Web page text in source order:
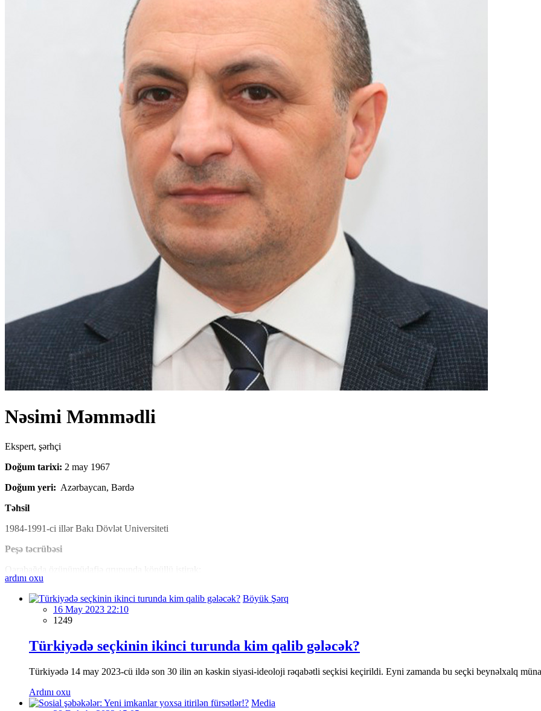
Nəsimi Məmmədli
Ekspert, şərhçi
Doğum tarixi: 2 may 1967
Doğum yeri: Azərbaycan, Bərdə
Təhsil
1984-1991-ci illər Bakı Dövlət Universiteti
Peşə təcrübəsi
Qarabağda özünümüdafiə qrupunda könüllü iştirak;
2000-2002- AXCP sədrinin müavini;
2007- Yayım Monitorinq Proqram Mərkəzinin sədri. Yayım Monitorinq Mərkəzinin "Televiziya monitorinqinin aparılması və hesabatların
"İnformasiya açıqlığının ölçülməsi" layihələrində ekspert və müşahidəçi kimi fəaliyyət. "İctimai şuraların inkişafı ilə bağlı vəziyyət
Aİ-nin dəstəyilə həyata keçirilən "Azərbaycanda azad və ədalətli seçkilərin keçirilməsi üçün vətəndaş iştirakı" layihəsinin eksperti;
ardını oxu
Böyük Şərq
16 May 2023 22:10
1249
Türkiyədə seçkinin ikinci turunda kim qalib gələcək?
Türkiyədə 14 may 2023-cü ildə son 30 ilin ən kəskin siyasi-ideoloji rəqabətli seçkisi keçirildi. Eyni zamanda bu seçki beynəlxalq
Ardını oxu
Media